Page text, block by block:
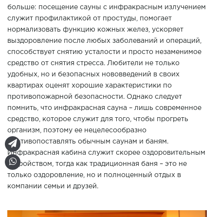
больше: посещение сауны с инфракрасным излучением
служит профилактикой от простуды, помогает
нормализовать функцию кожных желез, ускоряет
выздоровление после любых заболеваний и операций,
способствует снятию усталости и просто незаменимое
средство от снятия стресса. Любители не только
удобных, но и безопасных нововведений в своих
квартирах оценят хорошие характеристики по
противопожарной безопасности. Однако следует
помнить, что инфракрасная сауна – лишь современное
средство, которое служит для того, чтобы прогреть
организм, поэтому ее нецелесообразно
противопоставлять обычным саунам и баням.
Инфракрасная кабина служит скорее оздоровительным
устройством, тогда как традиционная баня – это не
только оздоровление, но и полноценный отдых в
компании семьи и друзей.